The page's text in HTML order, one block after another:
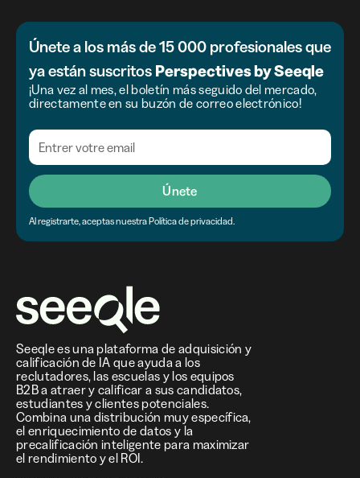
Únete a los más de 15 000 profesionales que
ya están suscritos Perspectives by Seeqle
¡Una vez al mes, el boletín más seguido del mercado,
directamente en su buzón de correo electrónico!
Únete
Al registrarte, aceptas nuestra Política de privacidad.
Seeqle es una plataforma de adquisición y
calificación de IA que ayuda a los
reclutadores, las escuelas y los equipos
B2B a atraer y calificar a sus candidatos,
estudiantes y clientes potenciales.
Combina una distribución muy específica,
el enriquecimiento de datos y la
precalificación inteligente para maximizar
el rendimiento y el ROI.